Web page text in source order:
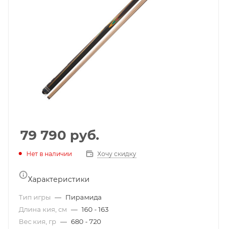
79 790 руб.
Нет в наличии Хочу скидку
Характеристики
Тип игры — Пирамида
Длина кия, см — 160 - 163
Вес кия, гр — 680 - 720